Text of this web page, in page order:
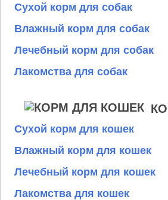
Сухой корм для собак
Влажный корм для собак
Лечебный корм для собак
Лакомства для собак
Сухой корм для кошек
Влажный корм для кошек
Лечебный корм для кошек
Лакомства для кошек